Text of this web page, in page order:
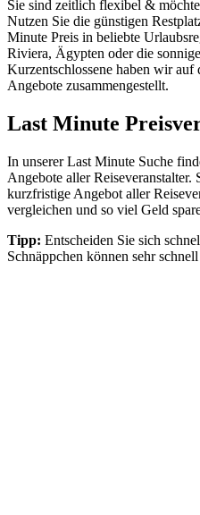
Sie sind zeitlich flexibel &
Nutzen Sie die günstigen
Minute Preis in beliebte
Riviera, Ägypten oder die
Kurzentschlossene haben wir auf
Angebote zusammengestellt.
Last Minute
In unserer Last Minute Suche
Angebote aller Reiseveranstalter.
kurzfristige Angebot aller
vergleichen und so viel Geld
Tipp: Entscheiden Sie sich
Schnäppchen können sehr